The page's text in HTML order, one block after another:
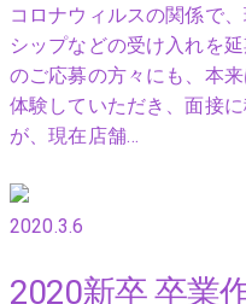
コロナウィルスの関係で
シップなどの受け入れを
のご応募の方々にも、本
体験していただき、面接
が、現在店舗…
2020.3.6
2020新卒 卒業